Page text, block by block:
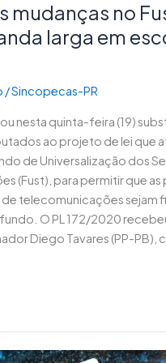
mudanças no
larga em
/Sincopecas-PR
nesta quinta-feira (19)
ao projeto de lei que
de Universalização dos
(Fust), para permitir que as
telecomunicações sejam
O PL 172/2020
Diego Tavares (PP-PB),